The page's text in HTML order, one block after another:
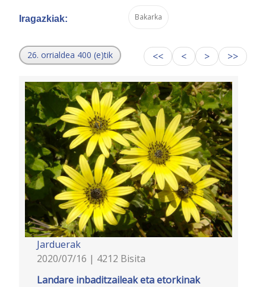
Iragazkiak: Bakarka
26. orrialdea 400 (e)tik << < > >>
Jarduerak
2020/07/16 | 4212 Bisita
Landare inbaditzaileak eta etorkinak